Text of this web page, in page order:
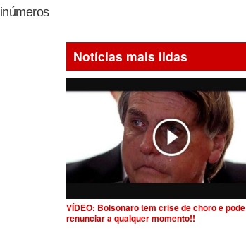
Notícias mais lidas
VÍDEO: Bolsonaro tem crise de choro e pode
renunciar a qualquer momento!!